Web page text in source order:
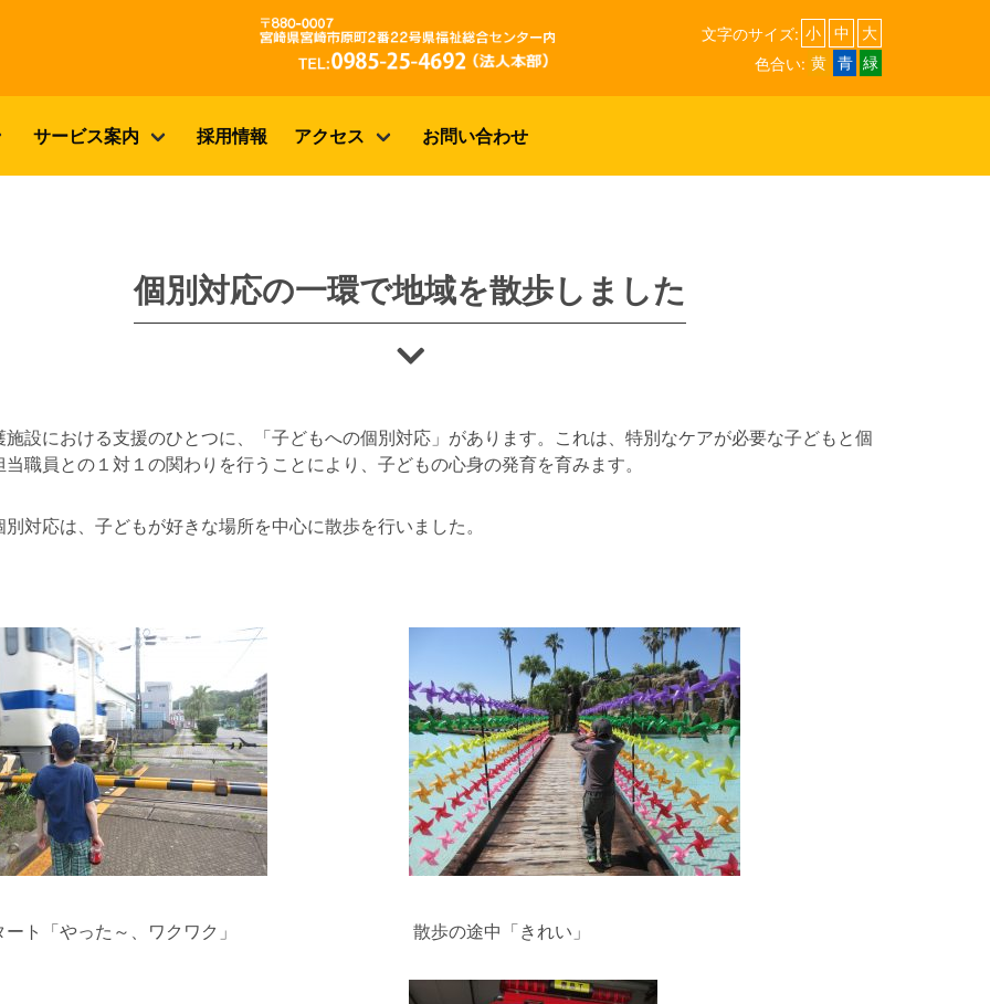
文字のサイズ: 小 中
大
色合い: 黄 青 緑
サービス案内 採用情報 アクセス お問い合わせ
個別対応の一環で地域を散歩しました
施設における支援のひとつに、「子どもへの個別対応」があります。これは、特別なケアが必要な子どもと個
当職員との１対１の関わりを行うことにより、子どもの心身の発育を育みます。
別対応は、子どもが好きな場所を中心に散歩を行いました。
タート「やった～、ワクワク」 散歩の途中「きれい」